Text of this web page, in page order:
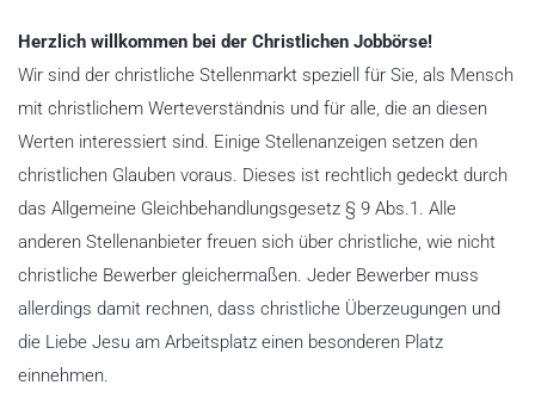
Herzlich willkommen bei der Christlichen Jobbörse!
Wir sind der christliche Stellenmarkt speziell für Sie, als Mensch
mit christlichem Werteverständnis und für alle, die an diesen
Werten interessiert sind. Einige Stellenanzeigen setzen den
christlichen Glauben voraus. Dieses ist rechtlich gedeckt durch
das Allgemeine Gleichbehandlungsgesetz § 9 Abs.1. Alle
anderen Stellenanbieter freuen sich über christliche, wie nicht
christliche Bewerber gleichermaßen. Jeder Bewerber muss
allerdings damit rechnen, dass christliche Überzeugungen und
die Liebe Jesu am Arbeitsplatz einen besonderen Platz
einnehmen.